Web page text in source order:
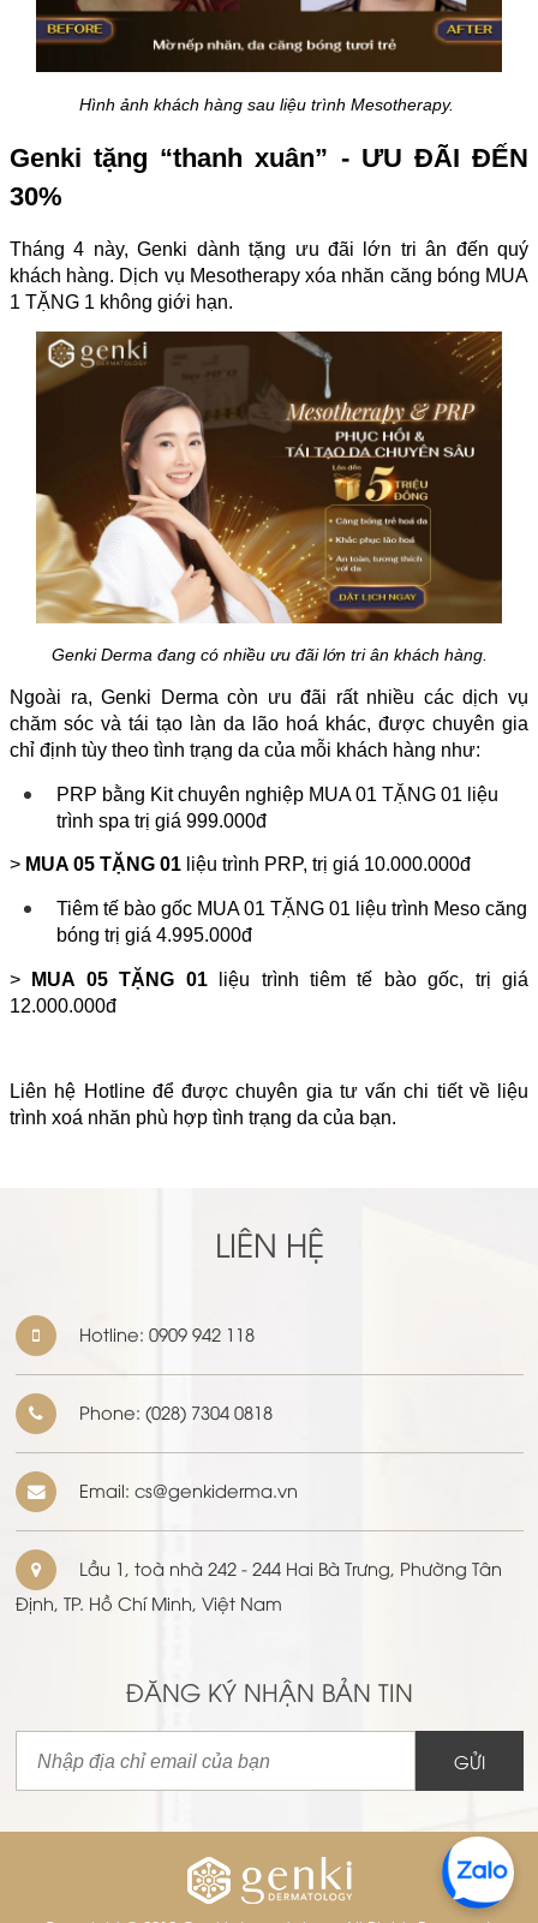
Hình ảnh khách hàng sau liệu trình Mesotherapy.
Genki tặng “thanh xuân” - ƯU ĐÃI ĐẾN
30%
Tháng 4 này, Genki dành tặng ưu đãi lớn tri ân đến quý
khách hàng. Dịch vụ Mesotherapy xóa nhăn căng bóng MUA
1 TẶNG 1 không giới hạn.
Genki Derma đang có nhiều ưu đãi lớn tri ân khách hàng.
Ngoài ra, Genki Derma còn ưu đãi rất nhiều các dịch vụ
chăm sóc và tái tạo làn da lão hoá khác, được chuyên gia
chỉ định tùy theo tình trạng da của mỗi khách hàng như:
PRP bằng Kit chuyên nghiệp MUA 01 TẶNG 01 liệu
trình spa trị giá 999.000đ
> MUA 05 TẶNG 01 liệu trình PRP, trị giá 10.000.000đ
Tiêm tế bào gốc MUA 01 TẶNG 01 liệu trình Meso căng
bóng trị giá 4.995.000đ
> MUA 05 TẶNG 01liệu trình tiêm tế bào gốc, trị giá
12.000.000đ
Liên hệ Hotline để được chuyên gia tư vấn chi tiết về liệu
trình xoá nhăn phù hợp tình trạng da của bạn.
LIÊN HỆ
Hotline: 0909 942 118
Phone: (028) 7304 0818
Email: cs@genkiderma.vn
Lầu 1, toà nhà 242 - 244 Hai Bà Trưng, Phường Tân
Định, TP. Hồ Chí Minh, Việt Nam
ĐĂNG KÝ NHẬN BẢN TIN
GỬI